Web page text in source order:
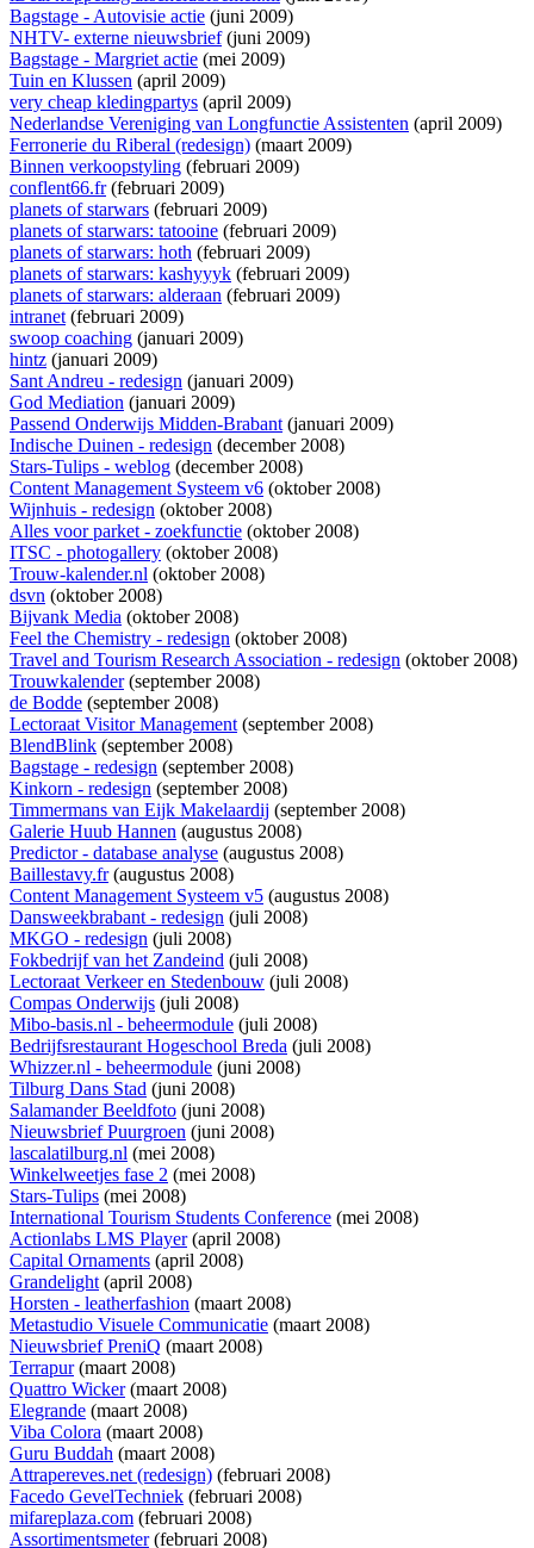
Bagstage - Autovisie actie (juni 2009)
NHTV- externe nieuwsbrief(juni 2009)
Bagstage - Margriet actie (mei 2009)
Tuin en Klussen (april 2009)
very cheap kledingpartys (april 2009)
Nederlandse Vereniging van Longfunctie Assistenten (april 2009)
Ferronerie du Riberal (redesign) (maart 2009)
Binnen verkoopstyling (februari 2009)
conflent66.fr(februari 2009)
planets of starwars (februari 2009)
planets of starwars: tatooine (februari 2009)
planets of starwars: hoth (februari 2009)
planets of starwars: kashyyyk (februari 2009)
planets of starwars: alderaan (februari 2009)
intranet(februari 2009)
swoop coaching (januari 2009)
hintz (januari 2009)
Sant Andreu - redesign (januari 2009)
God Mediation (januari 2009)
Passend Onderwijs Midden-Brabant(januari 2009)
Indische Duinen - redesign (december 2008)
Stars-Tulips - weblog (december 2008)
Content Management Systeem v6 (oktober 2008)
Wijnhuis - redesign (oktober 2008)
Alles voor parket - zoekfunctie (oktober 2008)
ITSC - photogallery (oktober 2008)
Trouw-kalender.nl (oktober 2008)
dsvn (oktober 2008)
Bijvank Media (oktober 2008)
Feel the Chemistry - redesign (oktober 2008)
Travel and Tourism Research Association - redesign (oktober 2008)
Trouwkalender(september 2008)
de Bodde (september 2008)
Lectoraat Visitor Management(september 2008)
BlendBlink (september 2008)
Bagstage - redesign (september 2008)
Kinkorn - redesign (september 2008)
Timmermans van Eijk Makelaardij (september 2008)
Galerie Huub Hannen (augustus 2008)
Predictor - database analyse (augustus 2008)
Baillestavy.fr(augustus 2008)
Content Management Systeem v5 (augustus 2008)
Dansweekbrabant - redesign (juli 2008)
MKGO - redesign (juli 2008)
Fokbedrijf van het Zandeind (juli 2008)
Lectoraat Verkeer en Stedenbouw (juli 2008)
Compas Onderwijs (juli 2008)
Mibo-basis.nl - beheermodule (juli 2008)
Bedrijfsrestaurant Hogeschool Breda (juli 2008)
Whizzer.nl - beheermodule (juni 2008)
Tilburg Dans Stad (juni 2008)
Salamander Beeldfoto (juni 2008)
Nieuwsbrief Puurgroen (juni 2008)
lascalatilburg.nl (mei 2008)
Winkelweetjes fase 2 (mei 2008)
Stars-Tulips (mei 2008)
International Tourism Students Conference (mei 2008)
Actionlabs LMS Player(april 2008)
Capital Ornaments (april 2008)
Grandelight(april 2008)
Horsten - leatherfashion (maart 2008)
Metastudio Visuele Communicatie (maart 2008)
Nieuwsbrief PreniQ (maart 2008)
Terrapur(maart 2008)
Quattro Wicker(maart 2008)
Elegrande (maart 2008)
Viba Colora (maart 2008)
Guru Buddah (maart 2008)
Attrapereves.net (redesign) (februari 2008)
Facedo GevelTechniek (februari 2008)
mifareplaza.com (februari 2008)
Assortimentsmeter(februari 2008)